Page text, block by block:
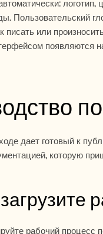
Пользовательский
или
появляются
дает готовый к
которую
рабочий процесс